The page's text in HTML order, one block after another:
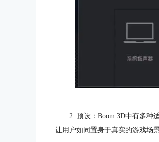
2. 预设：Boom 3D中有多种
让用户如同置身于真实的游戏场